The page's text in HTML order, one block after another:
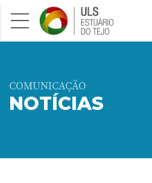
Saltar para conteúdo principal
COMUNICAÇÃO
NOTÍCIAS